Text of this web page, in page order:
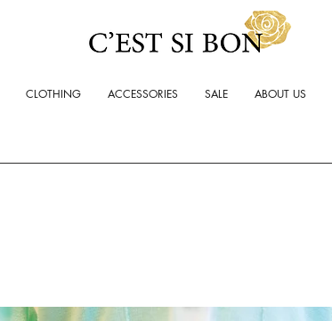
CLOTHING ACCESSORIES SALE ABOUT US